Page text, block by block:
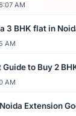
AM
3 BHK flat in
AM
to Buy 2
AM
Extension